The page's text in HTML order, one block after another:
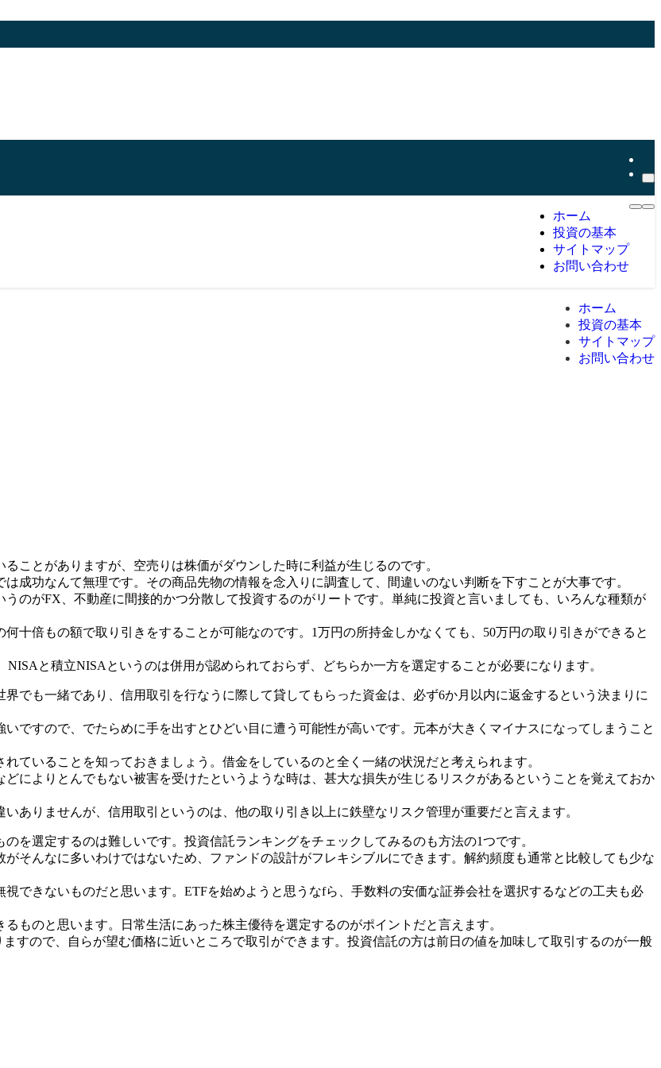
ホーム
投資の基本
サイトマップ
お問い合わせ
ホーム
投資の基本
サイトマップ
お問い合わせ
ことがありますが、空売りは株価がダウンした時に利益が生じるのです。
成功なんて無理です。その商品先物の情報を念入りに調査して、間違いのない判断を下すことが大事です。
のがFX、不動産に間接的かつ分散して投資するのがリートです。単純に投資と言いましても、いろんな種類が
十倍もの額で取り引きをすることが可能なのです。1万円の所持金しかなくても、50万円の取り引きができると
と積立NISAというのは併用が認められておらず、どちらか一方を選定することが必要になります。
でも一緒であり、信用取引を行なうに際して貸してもらった資金は、必ず6か月以内に返金するという決まりに
ですので、でたらめに手を出すとひどい目に遭う可能性が高いです。元本が大きくマイナスになってしまうこと
ていることを知っておきましょう。借金をしているのと全く一緒の状況だと考えられます。
によりとんでもない被害を受けたというような時は、甚大な損失が生じるリスクがあるということを覚えておか
ありませんが、信用取引というのは、他の取り引き以上に鉄壁なリスク管理が重要だと言えます。
を選定するのは難しいです。投資信託ランキングをチェックしてみるのも方法の1つです。
そんなに多いわけではないため、ファンドの設計がフレキシブルにできます。解約頻度も通常と比較しても少な
できないものだと思います。ETFを始めようと思うなfら、手数料の安価な証券会社を選択するなどの工夫も必
ものと思います。日常生活にあった株主優待を選定するのがポイントだと言えます。
すので、自らが望む価格に近いところで取引ができます。投資信託の方は前日の値を加味して取引するのが一般